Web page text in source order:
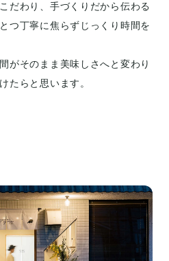
だわり、手づくりだから伝わる
つ丁寧に焦らずじっくり時間を
がそのまま美味しさへと変わり
たらと思います。